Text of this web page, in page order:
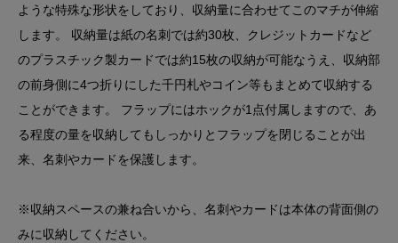
ような特殊な形状をしており、収納量に合わせてこのマチが伸縮
します。 収納量は紙の名刺では約30枚、クレジットカードなど
のプラスチック製カードでは約15枚の収納が可能なうえ、収納部
の前身側に4つ折りにした千円札やコイン等もまとめて収納する
ことができます。 フラップにはホックが1点付属しますので、あ
る程度の量を収納してもしっかりとフラップを閉じることが出
来、名刺やカードを保護します。
※収納スペースの兼ね合いから、名刺やカードは本体の背面側の
みに収納してください。